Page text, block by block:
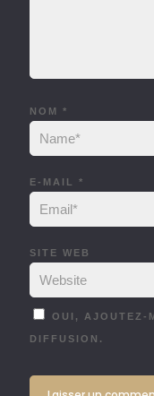
NOM *
E-MAIL *
SITE WEB
OUI, AJOUTEZ-
DIFFUSION.